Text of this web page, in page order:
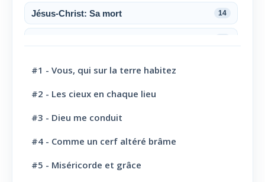
Jésus-Christ: Sa mort 14
Jésus-Christ: Son sacerdoce
Jésus-Christ: Son Amour
Le Saint-Esprit
La Parole de Dieu, sa Loi
L' Eglise: Promesse
#1 - Vous, qui sur la terre habitez
#2 - Les cieux en chaque lieu
#3 - Dieu me conduit
#4 - Comme un cerf altéré brâme
#5 - Miséricorde et grâce